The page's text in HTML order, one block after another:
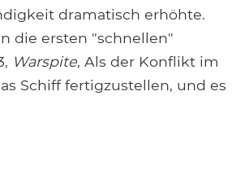
dramatisch erhöhte.
die ersten "schnellen"
Warspite, Als der Konflikt im
Schiff fertigzustellen, und es